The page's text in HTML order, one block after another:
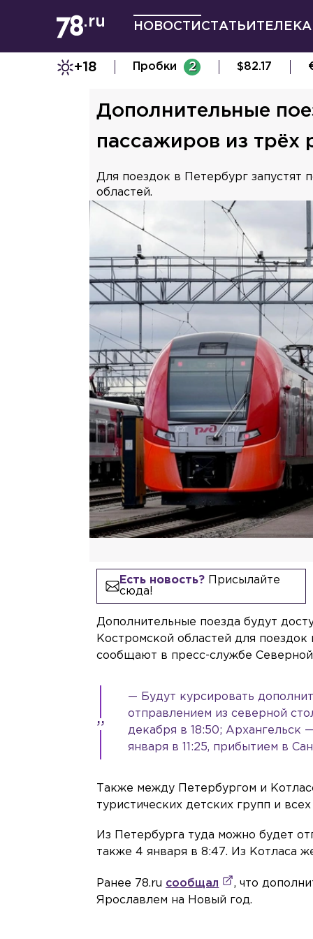
НОВОСТИ СТАТЬИ
+18 Пробки 2 $82.17
Дополнительные
пассажиров из трёх
Для поездок в Петербург запустят
областей.
Есть новость?Присылайте
сюда!
Дополнительные поезда будут
Костромской областей для
сообщают в пресс-службе
— Будут курсировать
отправлением из северной
декабря в 18:50; Архангельск
января в 11:25, прибытием в
Также между Петербургом и
туристических детских групп и
Из Петербурга туда можно будет
также 4 января в 8:47. Из Котласа
Ранее 78.ru сообщал
, что
Ярославлем на Новый год.